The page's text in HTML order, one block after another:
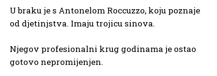
U braku je s Antonelom Roccuzzo, koju poznaje
od djetinjstva. Imaju trojicu sinova.
Njegov profesionalni krug godinama je ostao
gotovo nepromijenjen.